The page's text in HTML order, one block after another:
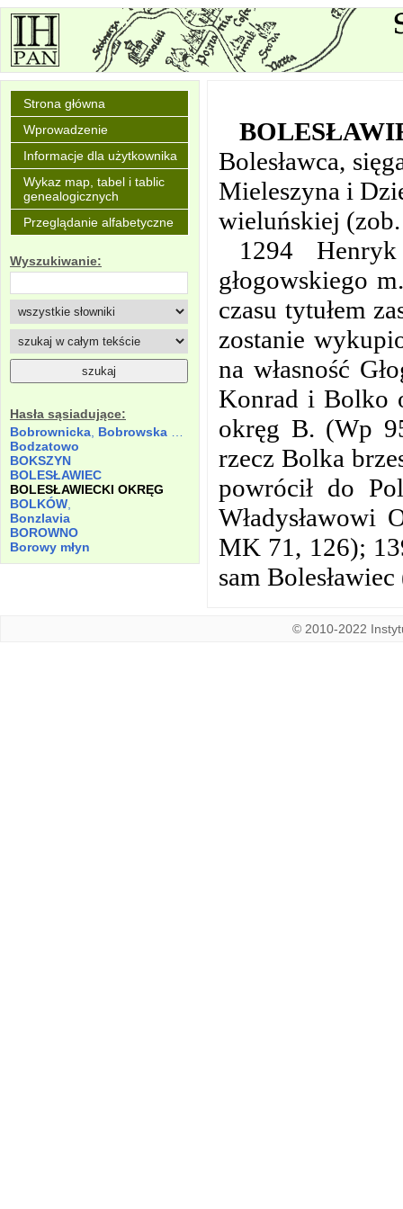
Strona główna
Wprowadzenie
Informacje dla użytkownika
Wykaz map, tabel i tablic
genealogicznych
Przeglądanie alfabetyczne
Wyszukiwanie:
Hasła sąsiadujące:
Bobrownicka Bobrowska Kuźnica
Bodzatowo
BOKSZYN
BOLESŁAWIEC
BOLESŁAWIECKI OKRĘG
BOLKÓW
Bonzlavia
BOROWNO
Borowy młyn
Bolesławca,
Mieleszyna i
wieluńskiej
1294
głogowskiego
czasu tytułem
zostanie
na własność
Konrad i Bolko
okręg B. (Wp
rzecz Bolka
powrócił do
MK 71, 126);
sam
© 2010-2022